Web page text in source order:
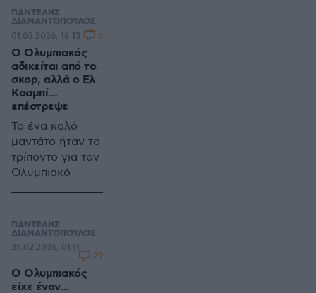
γκέλα του
αντιπάλου του,
αλλά και της
ΑΕΚ.
ΠΑΝΤΕΛΗΣ
ΔΙΑΜΑΝΤΟΠΟΥΛΟΣ
Ο Ολυμπιακός
αδικείται από το
σκορ, αλλά ο Ελ
Κααμπί…
επέστρεψε
Το ένα καλό
μαντάτο ήταν το
τρίποντο για τον
Ολυμπιακό
01.03.2026, 18:13 5
ΠΑΝΤΕΛΗΣ
ΔΙΑΜΑΝΤΟΠΟΥΛΟΣ
Ο Ολυμπιακός
είχε έναν…
25.02.2026, 01:15
29